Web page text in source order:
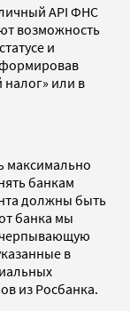
API ФНС
возможность
и
или в
максимально
банкам
должны быть
банка мы
в
из Росбанка.